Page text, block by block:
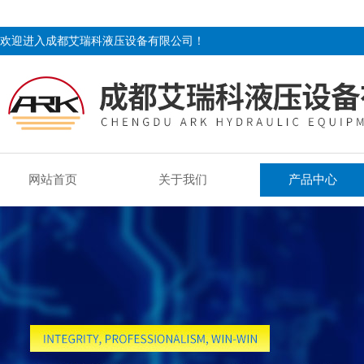
欢迎进入成都艾瑞科液压设备有限公司！
网站首页 关于我们 产品中心